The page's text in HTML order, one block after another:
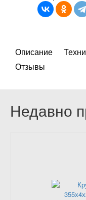
Описание
Отзывы
Недавно